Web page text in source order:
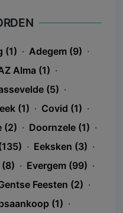
(1) · Adegem (9) ·
Alma (1) ·
(5) ·
(1) · Covid (1) ·
(2) · Doornzele (1) ·
· Eeksken (3) ·
· Evergem (99) ·
Feesten (2) ·
(1) ·